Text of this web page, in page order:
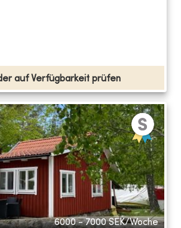
auf Verfügbarkeit prüfen
6000 - 7000 SEK/Woche